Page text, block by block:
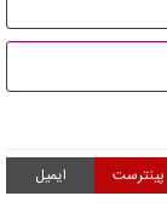
پینترست ایمیل